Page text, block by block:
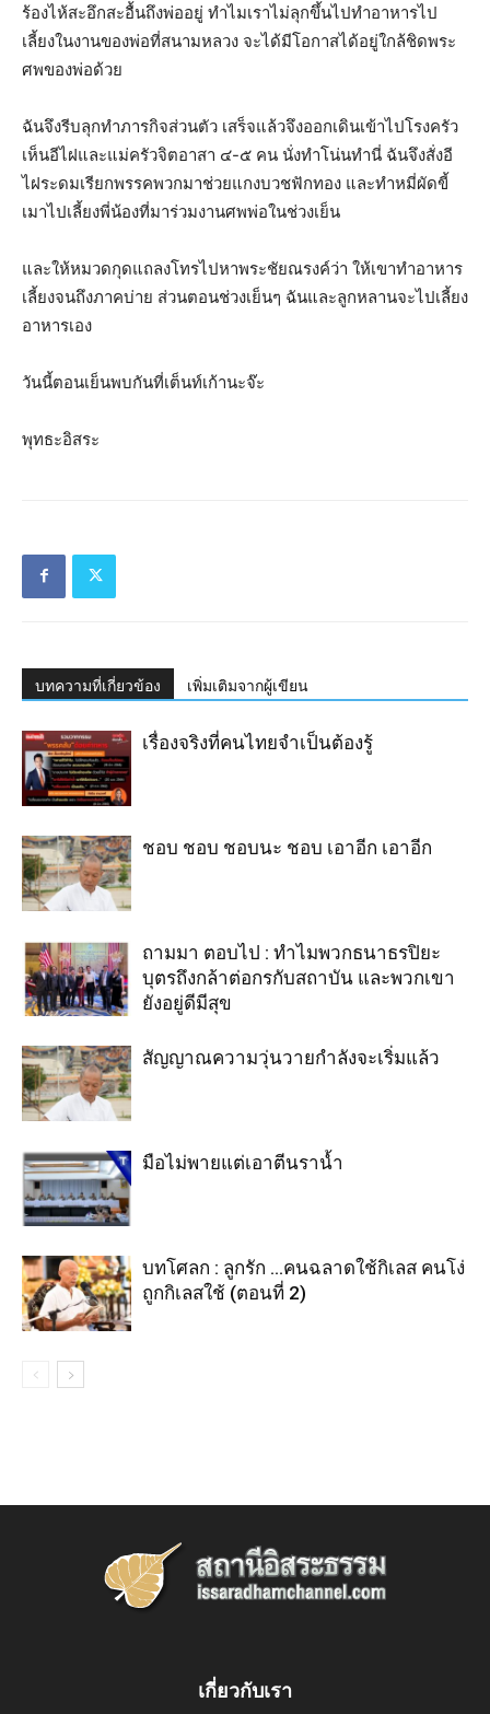
ร้องไห้สะอึกสะอื้นถึงพ่ออยู่ ทำไมเราไม่ลุกขึ้นไปทำอาหารไป
เลี้ยงในงานของพ่อที่สนามหลวง จะได้มีโอกาสได้อยู่ใกล้ชิดพระ
ศพของพ่อด้วย
ฉันจึงรีบลุกทำภารกิจส่วนตัว เสร็จแล้วจึงออกเดินเข้าไปโรงครัว
เห็นอีไฝและแม่ครัวจิตอาสา ๔-๕ คน นั่งทำโน่นทำนี่ ฉันจึงสั่งอี
ไฝระดมเรียกพรรคพวกมาช่วยแกงบวชฟักทอง และทำหมี่ผัดขี้
เมาไปเลี้ยงพี่น้องที่มาร่วมงานศพพ่อในช่วงเย็น
และให้หมวดกุดแถลงโทรไปหาพระชัยณรงค์ว่า ให้เขาทำอาหาร
เลี้ยงจนถึงภาคบ่าย ส่วนตอนช่วงเย็นๆ ฉันและลูกหลานจะไปเลี้ยง
อาหารเอง
วันนี้ตอนเย็นพบกันที่เต็นท์เก้านะจ๊ะ
พุทธะอิสระ
บทความที่เกี่ยวข้อง เพิ่มเติมจากผู้เขียน
เรื่องจริงที่คนไทยจำเป็นต้องรู้
ชอบ ชอบ ชอบนะ ชอบ เอาอีก เอาอีก
ถามมา ตอบไป : ทำไมพวกธนาธรปิยะ
บุตรถึงกล้าต่อกรกับสถาบัน และพวกเขา
ยังอยู่ดีมีสุข
สัญญาณความวุ่นวายกำลังจะเริ่มแล้ว
มือไม่พายแต่เอาตีนราน้ำ
บทโศลก : ลูกรัก …คนฉลาดใช้กิเลส คนโง่
ถูกกิเลสใช้ (ตอนที่ 2)
เกี่ยวกับเรา